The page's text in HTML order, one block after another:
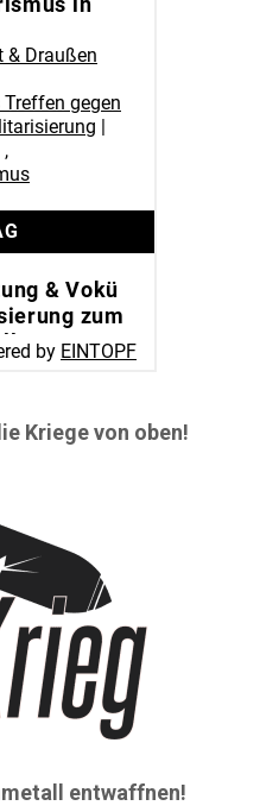
Kriege von oben!
entwaffnen!